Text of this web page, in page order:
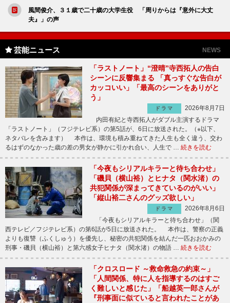
風間俊介、３１歳で二十歳の大学生役 「周りからは『意外に大丈
夫』」の声
芸能ニュース NEWS
「ラストノート」“澄晴”寺西拓人の告白
シーンに反響集まる 「真っすぐな告白が
カッコいい」「最高のシーンをありがと
う」
ドラマ
2026年8月7日
内田有紀と寺西拓人がダブル主演するドラマ
「ラストノート」（フジテレビ系）の第5話が、6日に放送された。（※以下、
ネタバレを含みます） 本作は、環境も積み重ねてきた人生も全く違う、交わ
るはずのなかった歳の差の男女が静かに引かれ合い、人生で … 続きを読む
「今夜もシリアルキラーと待ち合わせ」
「磯貝（横山裕）とヒナタ（関水渚）の
共犯関係が深まってきているのがいい」
「縦山裕二さんのグッズ欲しい」
ドラマ
2026年8月6日
「今夜もシリアルキラーと待ち合わせ」（関
西テレビ／フジテレビ系）の第6話が5日に放送された。 本作は、警察の正義
よりも復讐（ふくしゅう）を優先し、秘密の共犯関係を結んだ一匹おおかみの
刑事・磯貝（横山裕）と第六感女子ヒナタ（関水渚）の物語 … 続きを読む
「クロスロード ～救命救急の約束～」
「人間関係、特に人を指導するのはすご
く難しいと感じた」「船越英一郎さんが
『刑事面に似ていると言われたことがあ